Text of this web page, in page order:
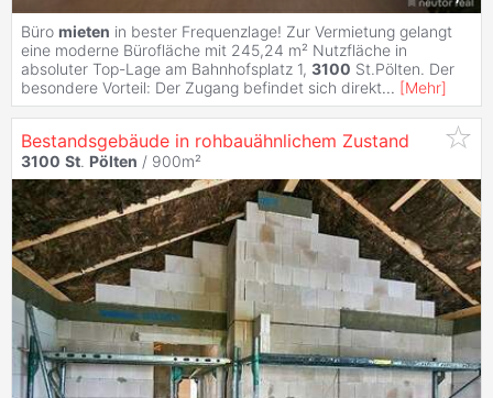
Büro mieten in bester Frequenzlage! Zur Vermietung gelangt
eine moderne Bürofläche mit 245,24 m² Nutzfläche in
absoluter Top-Lage am Bahnhofsplatz 1, 3100 St.Pölten. Der
besondere Vorteil: Der Zugang befindet sich direkt... [Mehr]
Bestandsgebäude in rohbauähnlichem Zustand
3100 St. Pölten / 900m²